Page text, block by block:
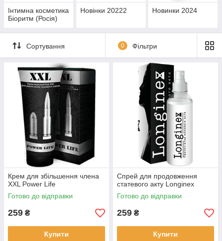
Інтимна косметика
Біоритм (Росія)
Новінки 20222 Новинки 2024
Сортування 0 Фільтри
Крем для збільшення члена
XXL Power Life
Готово до відправки
259 ₴
Купити
Спрей для продовження
статевого акту Longinex
Готово до відправки
259 ₴
Купити